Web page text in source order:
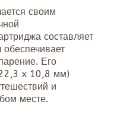
своим
составляет
Его
x 10,8 мм)
и
месте.